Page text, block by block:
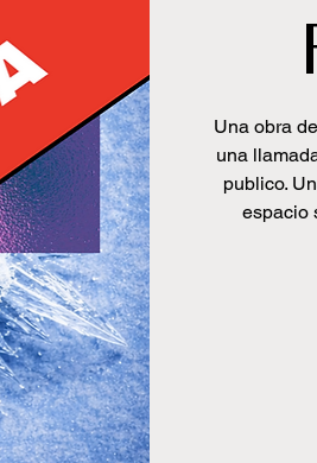
Una obra
una
publico.
espacio